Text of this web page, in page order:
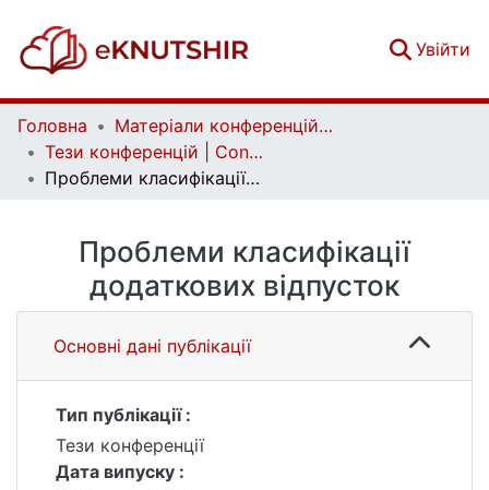
Увійти
Головна
Матеріали конференцій | Conference materials
Тези конференцій | Conference papers
Проблеми класифікації додаткових відпусток
Проблеми класифікації
додаткових відпусток
Основні дані публікації
Тип публікації :
Тези конференції
Дата випуску :